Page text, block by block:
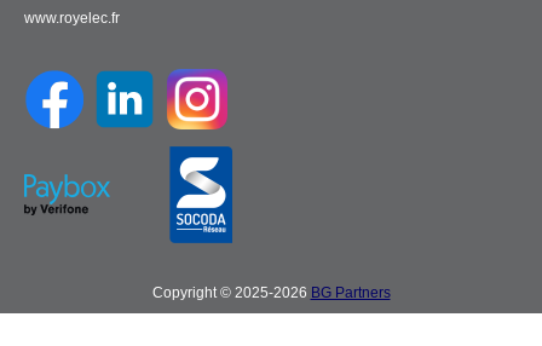
www.royelec.fr
Copyright © 2025-2026 BG Partners